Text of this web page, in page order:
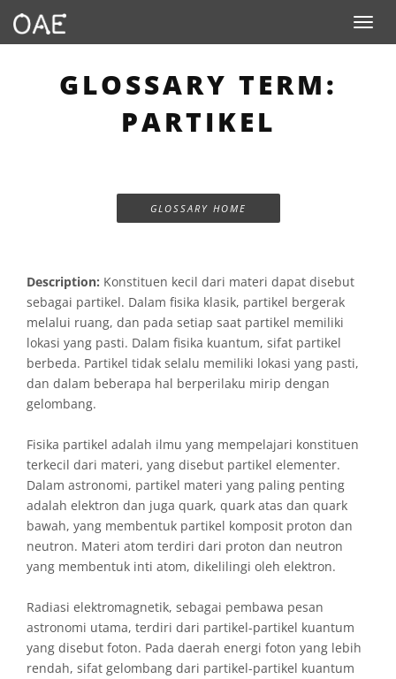
Toggle
GLOSSARY TERM:
PARTIKEL
GLOSSARY HOME
Description: Konstituen kecil dari materi dapat disebut
sebagai partikel. Dalam fisika klasik, partikel bergerak
melalui ruang, dan pada setiap saat partikel memiliki
lokasi yang pasti. Dalam fisika kuantum, sifat partikel
berbeda. Partikel tidak selalu memiliki lokasi yang pasti,
dan dalam beberapa hal berperilaku mirip dengan
gelombang.
Fisika partikel adalah ilmu yang mempelajari konstituen
terkecil dari materi, yang disebut partikel elementer.
Dalam astronomi, partikel materi yang paling penting
adalah elektron dan juga quark, quark atas dan quark
bawah, yang membentuk partikel komposit proton dan
neutron. Materi atom terdiri dari proton dan neutron
yang membentuk inti atom, dikelilingi oleh elektron.
Radiasi elektromagnetik, sebagai pembawa pesan
astronomi utama, terdiri dari partikel-partikel kuantum
yang disebut foton. Pada daerah energi foton yang lebih
rendah, sifat gelombang dari partikel-partikel kuantum